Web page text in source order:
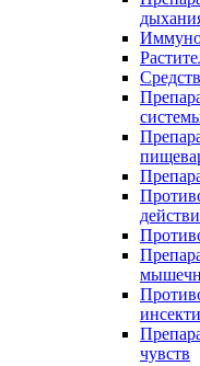
чувств